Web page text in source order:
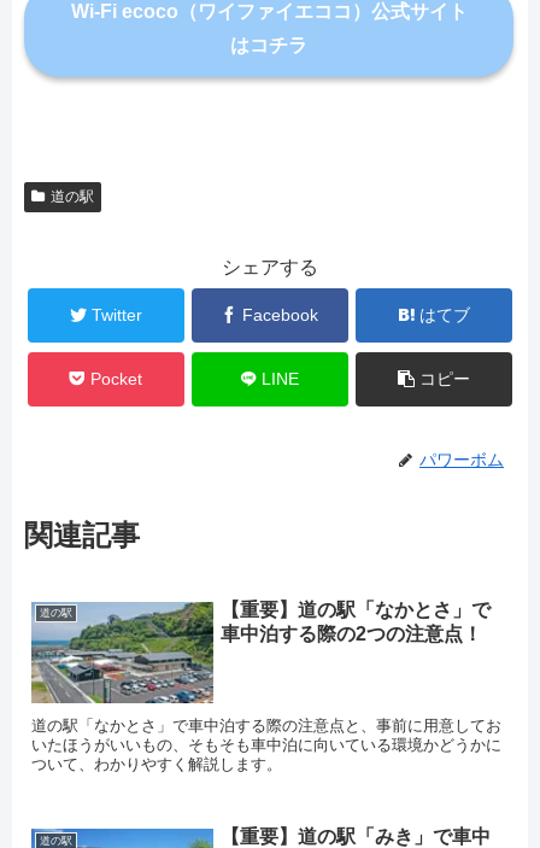
Wi-Fi ecoco（ワイファイエココ）公式サイト
はコチラ
道の駅
シェアする
Twitter Facebook はてブ
Pocket LINE コピー
パワーボム
関連記事
道の駅
【重要】道の駅「なかとさ」で
車中泊する際の2つの注意点！
道の駅「なかとさ」で車中泊する際の注意点と、事前に用意してお
いたほうがいいもの、そもそも車中泊に向いている環境かどうかに
ついて、わかりやすく解説します。
道の駅
【重要】道の駅「みき」で車中